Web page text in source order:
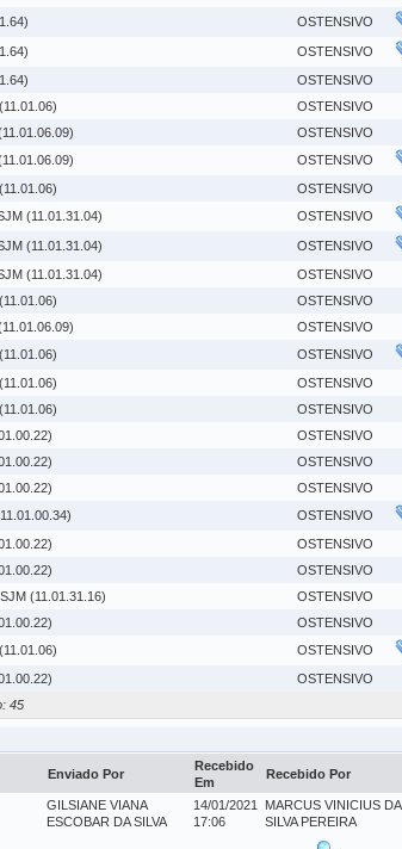
OSTENSIVO
OSTENSIVO
OSTENSIVO
OSTENSIVO
OSTENSIVO
OSTENSIVO
OSTENSIVO
(11.01.31.04) OSTENSIVO
(11.01.31.04)
OSTENSIVO
(11.01.31.04)
OSTENSIVO
OSTENSIVO
OSTENSIVO
OSTENSIVO
OSTENSIVO
OSTENSIVO
OSTENSIVO
OSTENSIVO
OSTENSIVO
OSTENSIVO
OSTENSIVO
OSTENSIVO
(11.01.31.16)
OSTENSIVO
OSTENSIVO
OSTENSIVO
OSTENSIVO
45
Enviado Por
Recebido
Em
Recebido Por
GILSIANE VIANA
ESCOBAR DA SILVA
14/01/2021
17:06
MARCUS VINICIUS DA
SILVA PEREIRA